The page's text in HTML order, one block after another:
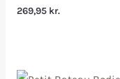
269,95 kr.